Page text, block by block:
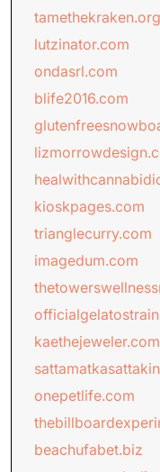
tamethekraken.org
lutzinator.com
ondasrl.com
blife2016.com
kioskpages.com
trianglecurry.com
imagedum.com
kaethejeweler.com
onepetlife.com
beachufabet.biz